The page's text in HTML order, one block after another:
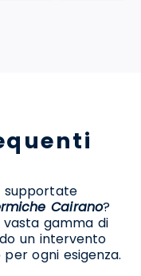
supportate
Cairano?
gamma di
un intervento
ogni esigenza.